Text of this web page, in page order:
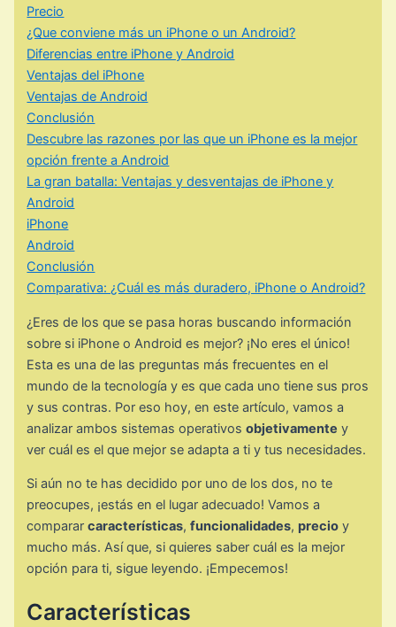
Precio
¿Que conviene más un iPhone o un Android?
Diferencias entre iPhone y Android
Ventajas del iPhone
Ventajas de Android
Conclusión
Descubre las razones por las que un iPhone es la mejor
opción frente a Android
La gran batalla: Ventajas y desventajas de iPhone y
Android
iPhone
Android
Conclusión
Comparativa: ¿Cuál es más duradero, iPhone o Android?
¿Eres de los que se pasa horas buscando información
sobre si iPhone o Android es mejor? ¡No eres el único!
Esta es una de las preguntas más frecuentes en el
mundo de la tecnología y es que cada uno tiene sus pros
y sus contras. Por eso hoy, en este artículo, vamos a
analizar ambos sistemas operativosobjetivamente y
ver cuál es el que mejor se adapta a ti y tus necesidades.
Si aún no te has decidido por uno de los dos, no te
preocupes, ¡estás en el lugar adecuado! Vamos a
compararcaracterísticas,funcionalidades, precio y
mucho más. Así que, si quieres saber cuál es la mejor
opción para ti, sigue leyendo. ¡Empecemos!
Características